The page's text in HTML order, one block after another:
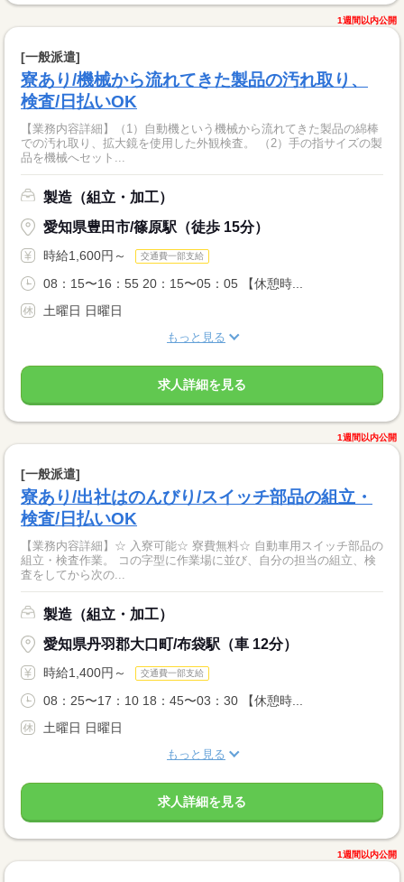
1週間以内公開
[一般派遣]
寮あり/機械から流れてきた製品の汚れ取り、
検査/日払いOK
【業務内容詳細】（1）自動機という機械から流れてきた製品の綿棒
での汚れ取り、拡大鏡を使用した外観検査。 （2）手の指サイズの製
品を機械へセット...
製造（組立・加工）
愛知県豊田市/篠原駅（徒歩 15分）
時給1,600円～ 交通費一部支給
08：15〜16：55 20：15〜05：05 【休憩時...
土曜日 日曜日
もっと見る
求人詳細を見る
1週間以内公開
[一般派遣]
寮あり/出社はのんびり/スイッチ部品の組立・
検査/日払いOK
【業務内容詳細】☆ 入寮可能☆ 寮費無料☆ 自動車用スイッチ部品の
組立・検査作業。 コの字型に作業場に並び、自分の担当の組立、検
査をしてから次の...
製造（組立・加工）
愛知県丹羽郡大口町/布袋駅（車 12分）
時給1,400円～ 交通費一部支給
08：25〜17：10 18：45〜03：30 【休憩時...
土曜日 日曜日
もっと見る
求人詳細を見る
1週間以内公開